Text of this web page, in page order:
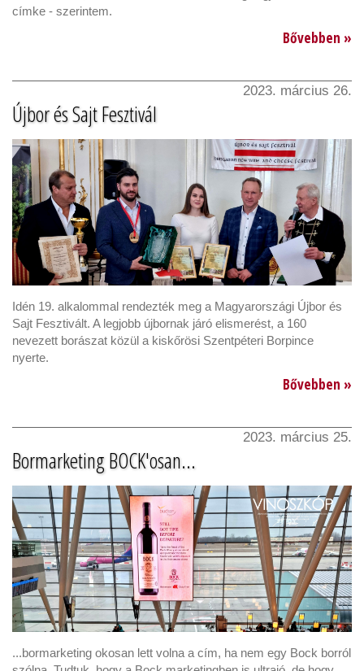
címke - szerintem.
Bővebben »
2023. március 26.
Újbor és Sajt Fesztivál
Idén 19. alkalommal rendezték meg a Magyarországi Újbor és
Sajt Fesztivált. A legjobb újbornak járó elismerést, a 160
nevezett borászat közül a kiskőrösi Szentpéteri Borpince
nyerte.
Bővebben »
2023. március 25.
Bormarketing BOCK'osan...
...bormarketing okosan lett volna a cím, ha nem egy Bock borról